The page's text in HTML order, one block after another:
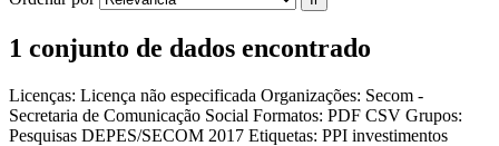
1 conjunto de dados encontrado
Licenças: Licença não especificada Organizações: Secom -
Secretaria de Comunicação Social Formatos: PDF CSV Grupos:
Pesquisas DEPES/SECOM 2017 Etiquetas: PPI investimentos